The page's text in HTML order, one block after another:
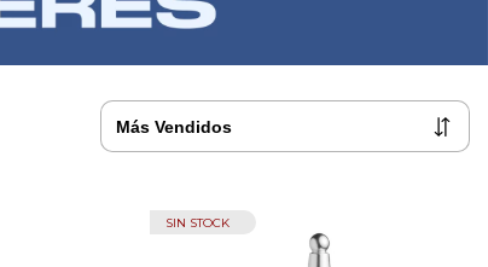
SIN STOCK